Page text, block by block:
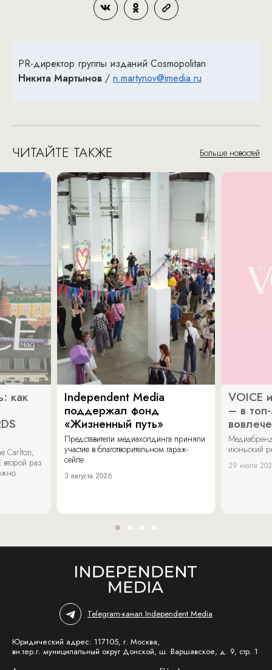
PR-директор группы изданий Cosmopolitan
Никита Мартынов / n.martynov@imedia.ru
ЧИТАЙТЕ ТАКЖЕ Больше новостей
как
Carlton,
раз
Independent Media
поддержал фонд
«Жизненный путь»
Представители медиахолдинга приняли
участие в благотворительном гараж-
сейле.
3 августа 2026
VOICE
– в
июньский
29 июля
Telegram-канал Independent Media
Юридический адрес: 117105, г. Москва,
вн.тер.г. муниципальный округ Донской, ш. Варшавское, д. 9, стр. 1